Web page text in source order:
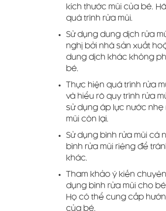
kích thước mũi của bé.
quá trình rửa mũi.
Sử dụng dung dịch rửa
nghị bởi nhà sản xuất
dung dịch khác không
bé.
Thực hiện quá trình rửa
và hiểu rõ quy trình rửa
sử dụng áp lực nước nhẹ
mũi còn lại.
Sử dụng bình rửa mũi cá
bình rửa mũi riêng để
khác.
Tham khảo ý kiến
dụng bình rửa mũi cho
Họ có thể cung cấp
của bé.